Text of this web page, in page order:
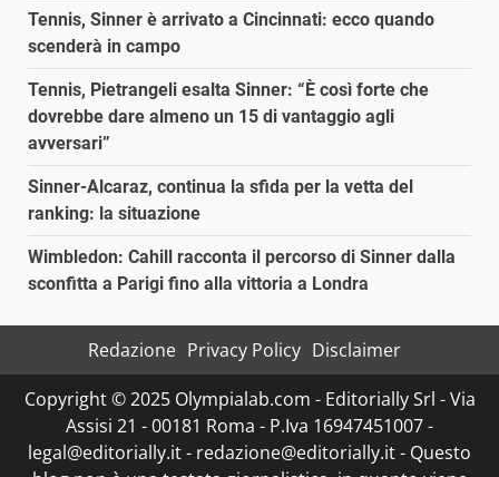
Tennis, Sinner è arrivato a Cincinnati: ecco quando
scenderà in campo
Tennis, Pietrangeli esalta Sinner: “È così forte che
dovrebbe dare almeno un 15 di vantaggio agli
avversari”
Sinner-Alcaraz, continua la sfida per la vetta del
ranking: la situazione
Wimbledon: Cahill racconta il percorso di Sinner dalla
sconfitta a Parigi fino alla vittoria a Londra
Redazione Privacy Policy Disclaimer
Copyright © 2025 Olympialab.com - Editorially Srl - Via
Assisi 21 - 00181 Roma - P.Iva 16947451007 -
legal@editorially.it - redazione@editorially.it - Questo